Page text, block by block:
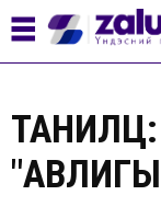
ТАНИЛЦ: